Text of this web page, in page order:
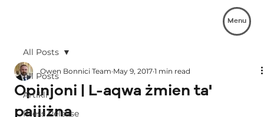
Menu
All Posts
Artikli
Press Release
All Posts
Opinjoni | L-aqwa żmien ta'
pajjiżna
Owen Bonnici Team May 9, 2017 1 min read